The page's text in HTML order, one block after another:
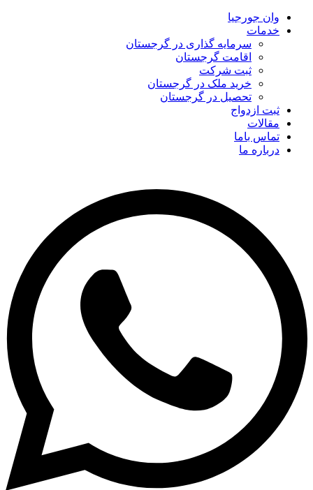
وان جورجیا
خدمات
سرمایه گذاری در گرجستان
اقامت گرجستان
ثبت شرکت
خرید ملک در گرجستان
تحصیل در گرجستان
ثبت ازدواج
مقالات
تماس باما
درباره ما